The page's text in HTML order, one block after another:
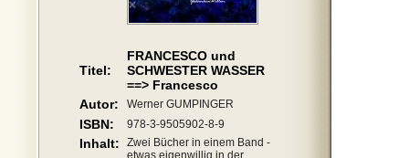
Titel:
FRANCESCO und
SCHWESTER WASSER
==> Francesco
Autor:
Werner GUMPINGER
ISBN: 978-3-9505902-8-9
Inhalt:
Zwei Bücher in einem Band -
etwas eigenwillig in der